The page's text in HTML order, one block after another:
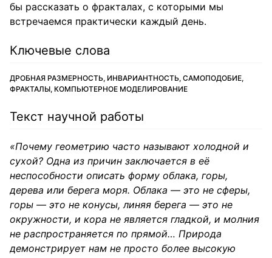
бы рассказать о фракталах, с которыми мы
встречаемся практически каждый день.
Ключевые слова
ДРОБНАЯ РАЗМЕРНОСТЬ, ИНВАРИАНТНОСТЬ, САМОПОДОБИЕ,
ФРАКТАЛЫ, КОМПЬЮТЕРНОЕ МОДЕЛИРОВАНИЕ
Текст научной работы
«Почему геометрию часто называют холодной и
сухой? Одна из причин заключается в её
неспособности описать форму облака, горы,
дерева или берега моря. Облака — это не сферы,
горы — это не конусы, линяя берега — это не
окружности, и кора не является гладкой, и молния
не распространяется по прямой… Природа
демонстрирует нам не просто более высокую